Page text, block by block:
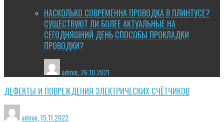
НАСКОЛЬКО СОВРЕМЕННА ПРОВОДКА В ПЛИНТУСЕ?
СУЩЕСТВУЮТ ЛИ БОЛЕЕ АКТУАЛЬНЫЕ НА
СЕГОДНЯШНИЙ ДЕНЬ СПОСОБЫ ПРОКЛАДКИ
ПРОВОДКИ?
admin,26.10.2021
ДЕФЕКТЫ И ПОВРЕЖДЕНИЯ ЭЛЕКТРИЧЕСКИХ СЧЁТЧИКОВ
admin 15.11.2022